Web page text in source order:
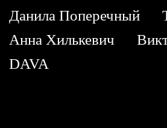
Данила Поперечный
Анна Хилькевич
DAVA